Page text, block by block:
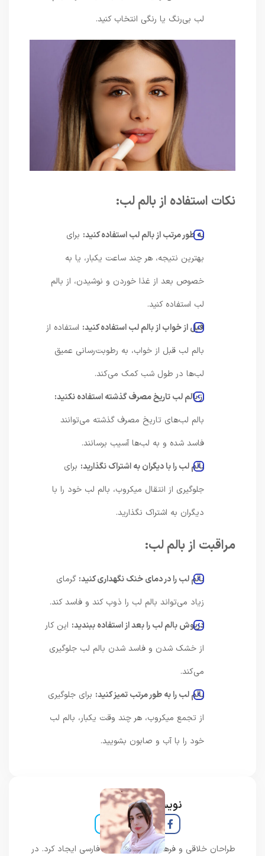
لب بی‌رنگ یا رنگی انتخاب کنید.
نکات استفاده از بالم لب:
به طور مرتب از بالم لب استفاده کنید:برای
بهترین نتیجه، هر چند ساعت یکبار، یا به
خصوص بعد از غذا خوردن و نوشیدن، از بالم
لب استفاده کنید.
قبل از خواب از بالم لب استفاده کنید:استفاده از
بالم لب قبل از خواب، به رطوبت‌رسانی عمیق
لب‌ها در طول شب کمک می‌کند.
از بالم لب تاریخ مصرف گذشته استفاده نکنید:
بالم لب‌های تاریخ مصرف گذشته می‌توانند
فاسد شده و به لب‌ها آسیب برسانند.
بالم لب را با دیگران به اشتراک نگذارید:برای
جلوگیری از انتقال میکروب، بالم لب خود را با
دیگران به اشتراک نگذارید.
مراقبت از بالم لب:
بالم لب را در دمای خنک نگهداری کنید:گرمای
زیاد می‌تواند بالم لب را ذوب کند و فاسد کند.
درپوش بالم لب را بعد از استفاده ببندید:این کار
از خشک شدن و فاسد شدن بالم لب جلوگیری
بالم لب را به طور مرتب تمیز کنید:برای جلوگیری
از تجمع میکروب، هر چند وقت یکبار، بالم لب
خود را با آب و صابون بشویید.
نویسنده و خبرنگار
طراحان خلاقی و فرهنگ پیشرو در زبان فارسی ایجاد کرد. در